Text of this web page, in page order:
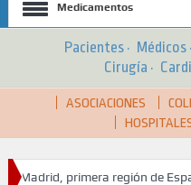
Medicamentos
Pacientes · Médicos ·
Cirugía ·
ASOCIACIONES
primera región de España